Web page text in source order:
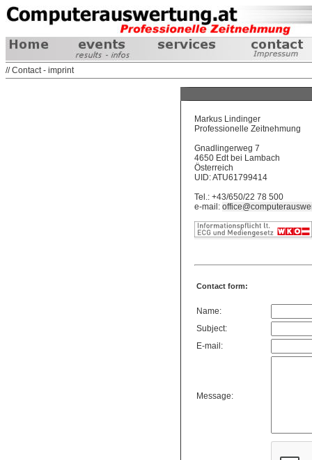
// Contact - imprint
Markus Lindinger
Professionelle Zeitnehmung
Gnadlingerweg 7
4650 Edt bei Lambach
Österreich
UID: ATU61799414
Tel.: +43/650/22 78 500
e-mail:
Contact form:
Name:
Subject:
E-mail:
Message: